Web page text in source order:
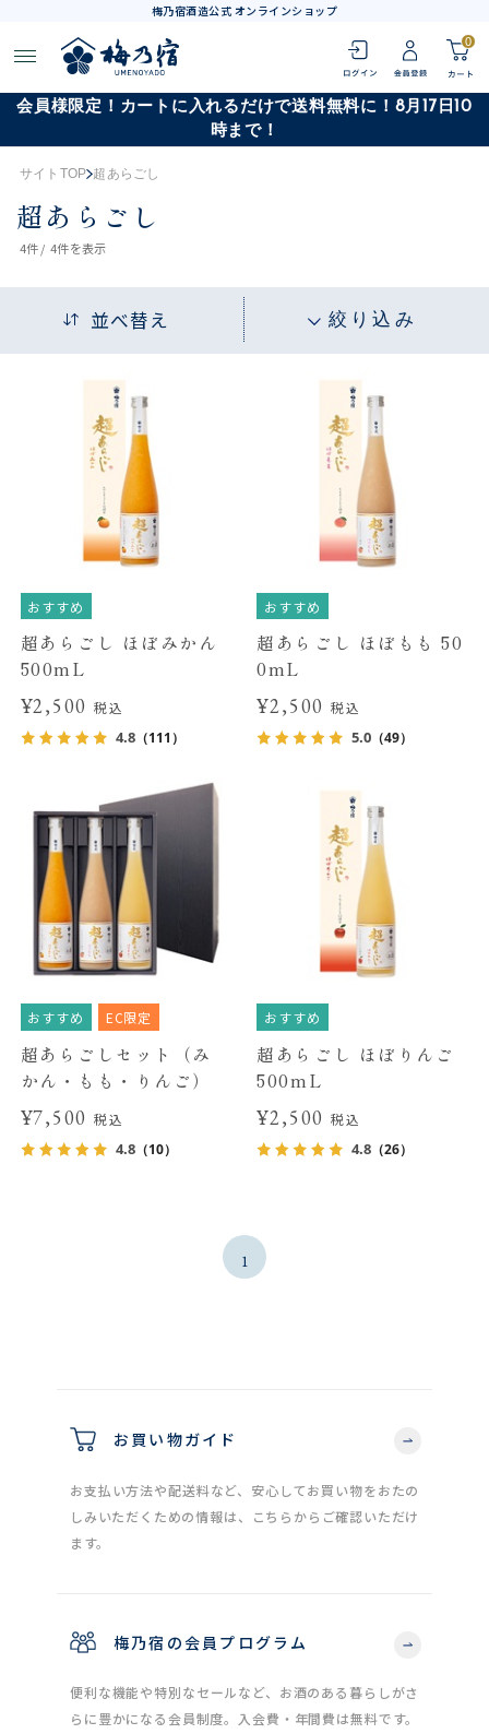
梅乃宿酒造公式 オンラインショップ
0
会員様限定！カートに入れるだけで送料無料に！8月17日10
時まで！
サイトTOP 超あらごし
超あらごし
4件 / 4件を表示
並べ替え 絞り込み
おすすめ
超あらごし ほぼみかん
500mL
¥2,500税込
4.8（111）
おすすめ
超あらごし ほぼもも 50
0mL
¥2,500 税込
5.0 （49）
おすすめ EC限定
超あらごしセット（み
かん・もも・りんご）
¥7,500税込
4.8（10）
おすすめ
超あらごし ほぼりんご
500mL
¥2,500 税込
4.8 （26）
1
お買い物ガイド
お支払い方法や配送料など、安心してお買い物をおたの
しみいただくための情報は、こちらからご確認いただけ
ます。
梅乃宿の会員プログラム
便利な機能や特別なセールなど、お酒のある暮らしがさ
らに豊かになる会員制度。入会費・年間費は無料です。